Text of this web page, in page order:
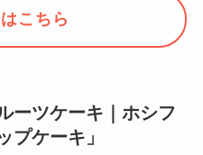
こちら
ーツケーキ｜ホシフ
プケーキ」